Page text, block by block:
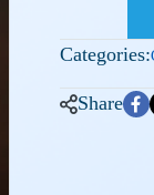
Categories:
Share